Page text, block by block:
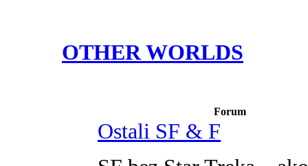
OTHER WORLDS
Forum
Ostali SF & F